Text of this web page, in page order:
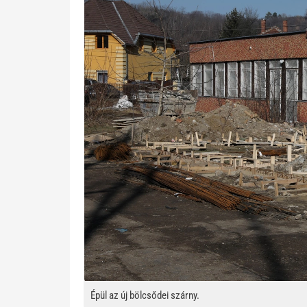
Épül az új bölcsődei szárny.